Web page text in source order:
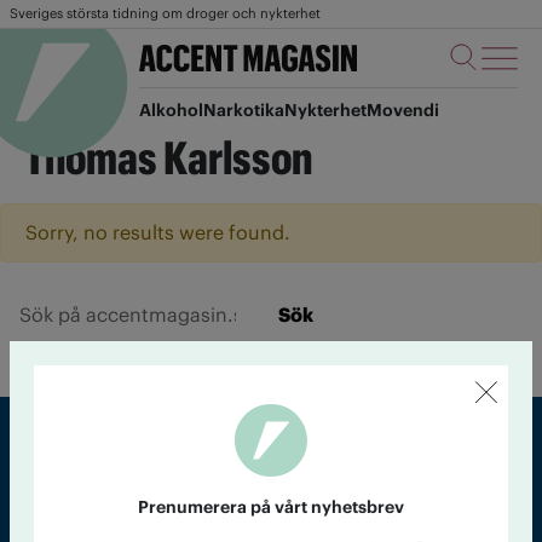
Sveriges största tidning om droger och nykterhet
AlkoholNarkotikaNykterhetMovendi
Thomas Karlsson
Sorry, no results were found.
Sök
Prenumerera på vårt nyhetsbrev